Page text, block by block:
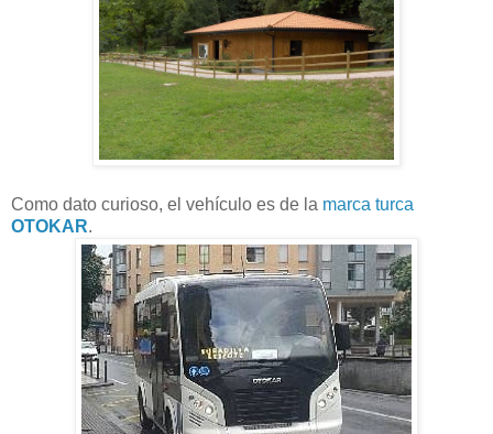
Como dato curioso, el vehículo es de la marca turca
OTOKAR.